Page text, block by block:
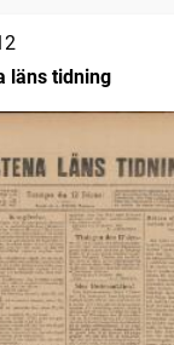
läns tidning